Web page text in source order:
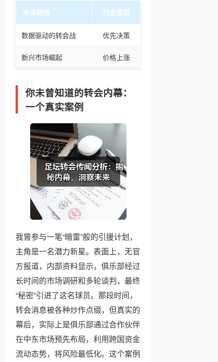
未来趋势 行业表现
数据驱动的转会战 优先决策
新兴市场崛起 价格上涨
你未曾知道的转会内幕：
一个真实案例
我曾参与一笔“暗雷”般的引援计划，
主角是一名潜力新星。表面上，无官
方报道，内部资料显示，俱乐部经过
长时间的市场调研和多轮谈判，最终
“秘密”引进了这名球员。那段时间，
转会消息被各种炒作点缀，但真实的
幕后，实际上是俱乐部通过合作伙伴
在中东市场预先布局，利用跨国资金
流动态势，将风险最低化。这个案例